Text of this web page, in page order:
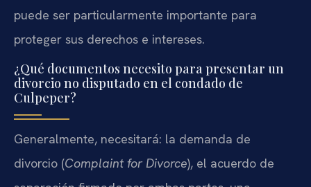
puede ser particularmente importante para
proteger sus derechos e intereses.
¿Qué documentos necesito para presentar un
divorcio no disputado en el condado de
Culpeper?
Generalmente, necesitará: la demanda de
divorcio (Complaint for Divorce), el acuerdo de